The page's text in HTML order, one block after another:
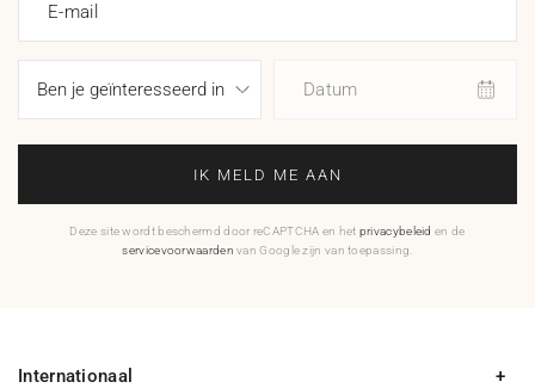
E-mail
Datum
IK MELD ME AAN
Deze site wordt beschermd door reCAPTCHA en het privacybeleid en de
servicevoorwaarden van Google zijn van toepassing.
Internationaal